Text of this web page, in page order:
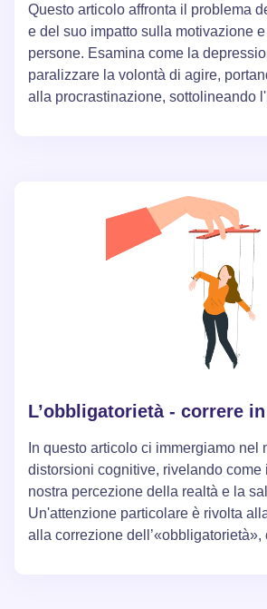
Questo articolo affronta il problema
e del suo impatto sulla motivazione
persone. Esamina come la
paralizzare la volontà di agire,
alla procrastinazione, sottolineando
l'importanza di intraprendere azioni
migliorare il benessere generale.
L’obbligatorietà - correre
In questo articolo ci immergiamo nel
distorsioni cognitive, rivelando come
nostra percezione della realtà e la
Un'attenzione particolare è rivolta
alla correzione dell’«obbligatorietà»,